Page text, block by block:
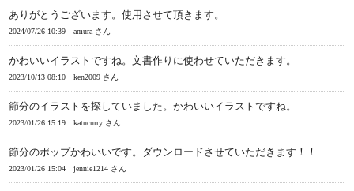
ありがとうございます。使用させて頂きます。
2024/07/26 10:39 amura さん
かわいいイラストですね。文書作りに使わせていただきます。
2023/10/13 08:10 ken2009 さん
節分のイラストを探していました。かわいいイラストですね。
2023/01/26 15:19 katucurry さん
節分のポップかわいいです。ダウンロードさせていただきます！！
2023/01/26 15:04 jennie1214 さん